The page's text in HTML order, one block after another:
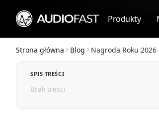
Produkty
Strona główna Blog Nagroda Roku
SPIS TREŚCI
Brak treści